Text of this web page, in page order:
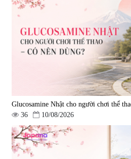
Hepaclean 60 viên
690.000 đ
vị
Viên uống hỗ trợ giấc ngủ Fujina
Sleepy Nhật Bản 80 viên
Glucosamine Nhật cho người chơi thể
36
10/08/2026